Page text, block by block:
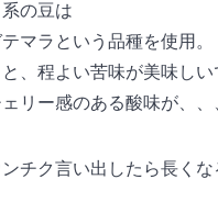
の豆は
マラという品種を使用。
、程よい苦味が美味しい
リー感のある酸味が、、
チク言い出したら長くな